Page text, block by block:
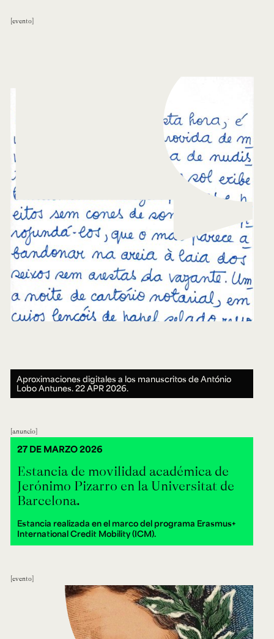
evento
Aproximaciones digitales a los manuscritos de António
Lobo Antunes.22 APR 2026.
anuncio
Estancia de movilidad académica de
Jerónimo Pizarro en la Universitat de
Barcelona.
Estancia realizada en el marco del programa Erasmus+
International Credit Mobility (ICM).
27 DE MARZO 2026
evento